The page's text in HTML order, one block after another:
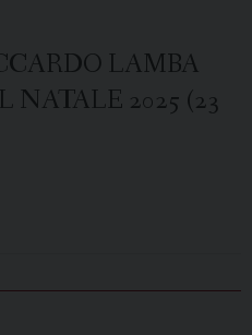
LAMBA
NATALE 2025 (23